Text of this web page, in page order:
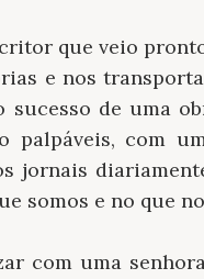
que veio
e nos
de uma
palpáveis, com
jornais
somos e no que
com uma